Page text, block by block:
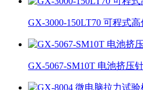
GX-3000-150LT70 可程式
GX-5067-SM10T 电池挤压